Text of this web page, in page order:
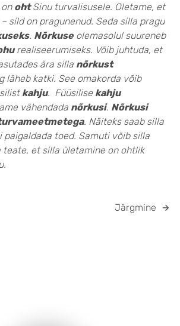
ohtSinu turvalisusele. Oletame, et
sild on pragunenud. Seda silla pragu
. Nõrkuseolemasolul suureneb
realiseerumiseks. Võib juhtuda, et
ära silla nõrkust
läheb katki. See omakorda võib
kahju. Füüsilise kahju
vähendada nõrkusi. Nõrkusi
. Näiteks saab silla
paigaldada toed. Samuti võib silla
teate, et silla ületamine on ohtlik
Järgmine